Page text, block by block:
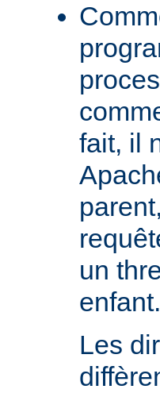
fait, il
un
enfant.
Les